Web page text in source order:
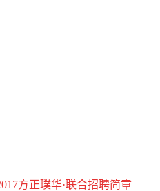
方正璞华·联合招聘简章